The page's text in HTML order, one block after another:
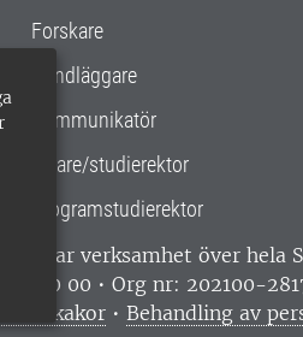
Forskare
Handläggare
Kommunikatör
Lärare/studierektor
Programstudierektor
har verksamhet över hela
67 10 00 • Org nr: 202100-
kakor •Behandling av